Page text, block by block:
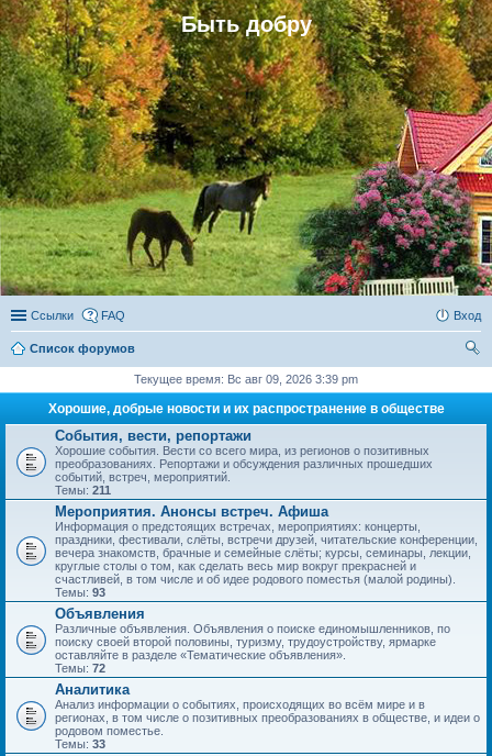
Быть добру
Ссылки FAQ Вход
Список форумов
Текущее время: Вс авг 09, 2026 3:39 pm
Хорошие, добрые новости и их распространение в обществе
События, вести, репортажи
Хорошие события. Вести со всего мира, из регионов о позитивных
преобразованиях. Репортажи и обсуждения различных прошедших
событий, встреч, мероприятий.
Темы: 211
Мероприятия. Анонсы встреч. Афиша
Информация о предстоящих встречах, мероприятиях: концерты,
праздники, фестивали, слёты, встречи друзей, читательские конференции,
вечера знакомств, брачные и семейные слёты; курсы, семинары, лекции,
круглые столы о том, как сделать весь мир вокруг прекрасней и
счастливей, в том числе и об идее родового поместья (малой родины).
Темы: 93
Объявления
Различные объявления. Объявления о поиске единомышленников, по
поиску своей второй половины, туризму, трудоустройству, ярмарке
оставляйте в разделе «Тематические объявления».
Темы: 72
Аналитика
Анализ информации о событиях, происходящих во всём мире и в
регионах, в том числе о позитивных преобразованиях в обществе, и идеи о
родовом поместье.
Темы: 33